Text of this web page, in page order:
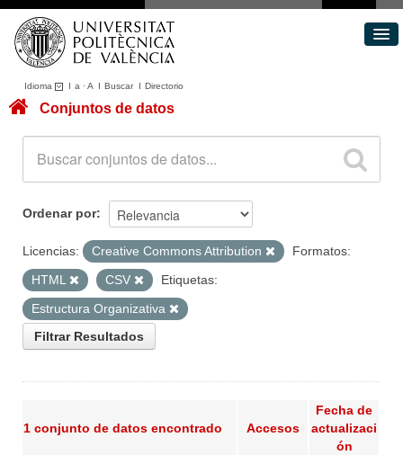
Idioma I a ·A I BuscarI Directorio
Conjuntos de datos
Acerca de
Portal de Transparencia
Conjuntos de datos
Ordenar por
Licencias: Creative Commons Attribution
Formatos:
HTML
CSV
Etiquetas:
Estructura Organizativa
Filtrar Resultados
1 conjunto de datos encontrado Accesos
Fecha de
actualizaci
ón